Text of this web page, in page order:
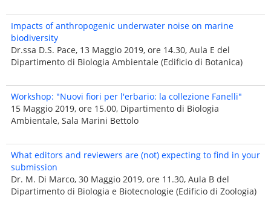
Impacts of anthropogenic underwater noise on marine
biodiversity
Dr.ssa D.S. Pace, 13 Maggio 2019, ore 14.30, Aula E del
Dipartimento di Biologia Ambientale (Edificio di Botanica)
Workshop: "Nuovi fiori per l'erbario: la collezione Fanelli"
15 Maggio 2019, ore 15.00, Dipartimento di Biologia
Ambientale, Sala Marini Bettolo
What editors and reviewers are (not) expecting to find in your
submission
Dr. M. Di Marco, 30 Maggio 2019, ore 11.30, Aula B del
Dipartimento di Biologia e Biotecnologie (Edificio di Zoologia)